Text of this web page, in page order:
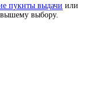
пукнты выдачи или
выбору.